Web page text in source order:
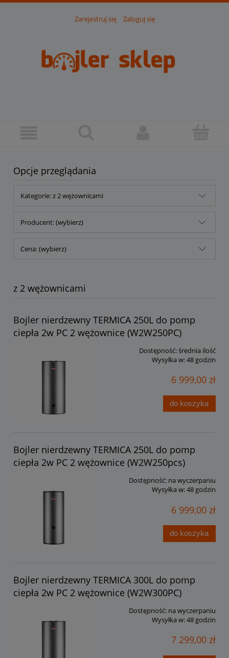
Zarejestruj się Zaloguj się
Opcje przeglądania
Kategorie: z 2 wężownicami
Producent: (wybierz)
Cena: (wybierz)
z 2 wężownicami
Bojler nierdzewny TERMICA 250L do pomp
ciepła 2w PC 2 wężownice (W2W250PC)
Dostępność:średnia ilość
Wysyłka w:48 godzin
6 999,00 zł
do koszyka
Bojler nierdzewny TERMICA 250L do pomp
ciepła 2w PC 2 wężownice (W2W250pcs)
Dostępność: na wyczerpaniu
Wysyłka w:48 godzin
6 999,00 zł
do koszyka
Bojler nierdzewny TERMICA 300L do pomp
ciepła 2w PC 2 wężownice (W2W300PC)
Dostępność: na wyczerpaniu
Wysyłka w:48 godzin
7 299,00 zł